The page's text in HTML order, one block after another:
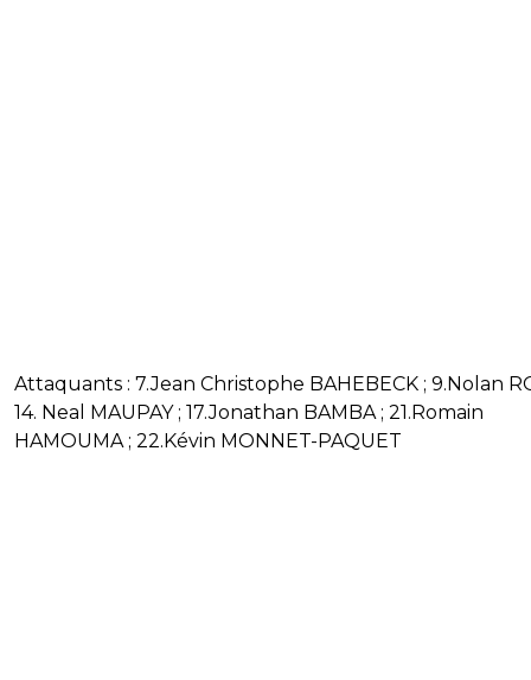
Attaquants : 7.Jean Christophe BAHEBECK ; 9.Nolan
14. Neal MAUPAY ; 17.Jonathan BAMBA ; 21.Romain
HAMOUMA ; 22.Kévin MONNET-PAQUET